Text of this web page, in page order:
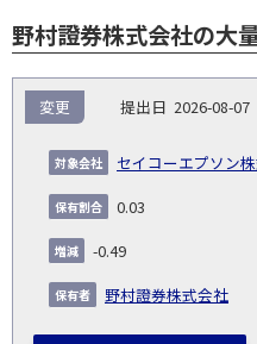
野村證券株式会社の大
NO.
告
義
務
発
生
日
出
コー
象
2026-08-07
セイコーエプソン
変更
0.03
-0.49
野村證券株式会社